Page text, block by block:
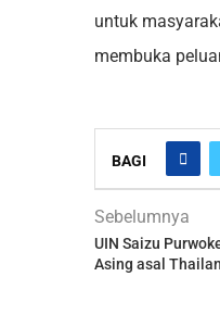
untuk
membuka
BAGI
Sebelumnya
UIN Saizu
Asing asal